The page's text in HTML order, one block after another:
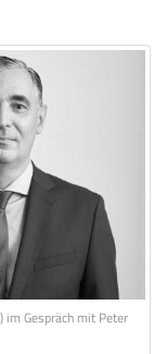
im Gespräch mit Peter